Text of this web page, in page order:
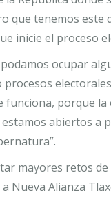
que tenemos este
inicie el proceso
ocupar
porque la
abiertos a
mayores retos
Nueva Alianza